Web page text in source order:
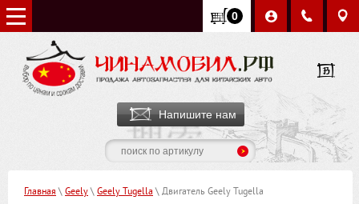
0
Напишите нам
Главная \ Geely \ Geely Tugella \ Двигатель Geely Tugella